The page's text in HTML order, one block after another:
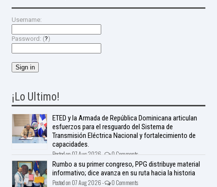
Username:
Password: (?)
¡Lo Ultimo!
ETED y la Armada de República Dominicana articulan
esfuerzos para el resguardo del Sistema de
Transmisión Eléctrica Nacional y fortalecimiento de
capacidades.
Posted on 07 Aug 2026 - 0 Comments
Rumbo a su primer congreso, PPG distribuye material
informativo; dice avanza en su ruta hacia la historia
Posted on 07 Aug 2026 - 0 Comments